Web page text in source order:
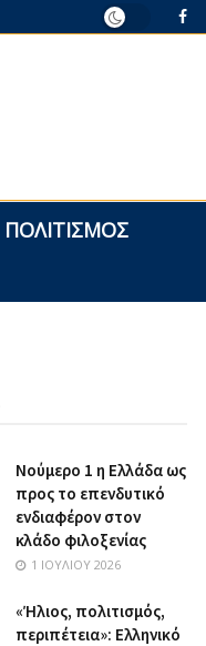
ΠΟΛΙΤΙΣΜΌΣ
Nούμερο 1 η Ελλάδα ως
προς το επενδυτικό
ενδιαφέρον στον
κλάδο φιλοξενίας
1 ΙΟΥΛΊΟΥ 2026
«Ήλιος, πολιτισμός,
περιπέτεια»: Ελληνικό